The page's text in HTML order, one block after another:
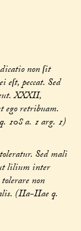
non ſit
peccat. Sed
XXXII,
retribuam.
108 a. 1 arg. 1)
Sed mali
lilium inter
non
(IIa-IIae q.